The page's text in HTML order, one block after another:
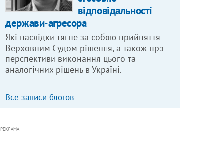
відповідальності
держави-агресора
Які наслідки тягне за собою прийняття
Верховним Судом рішення, а також про
перспективи виконання цього та
аналогічних рішень в Україні.
Все записи блогов
РЕКЛАМА